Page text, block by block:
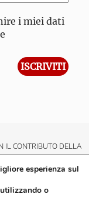
i miei dati
IL CONTRIBUTO DELLA
esperienza sul
o